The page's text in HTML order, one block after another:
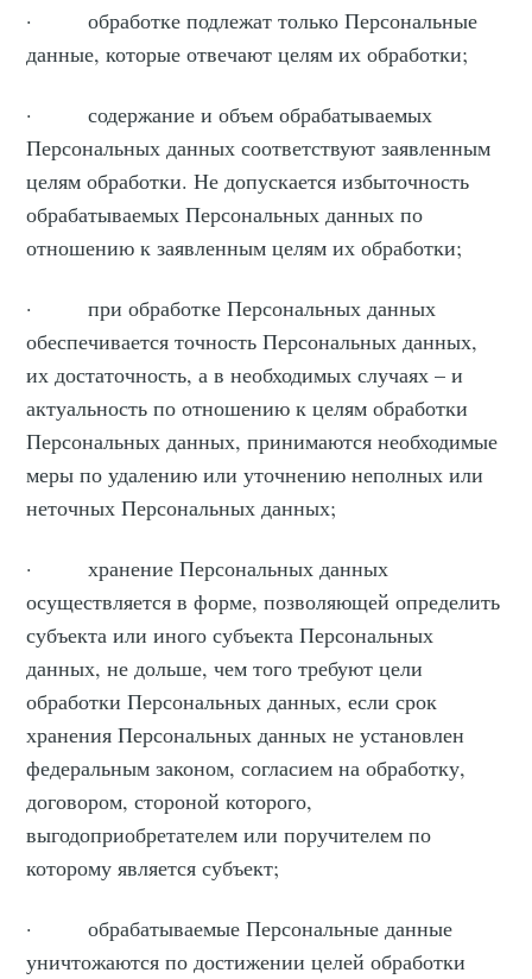
· обработке подлежат только Персональные
данные, которые отвечают целям их обработки;
· содержание и объем обрабатываемых
Персональных данных соответствуют заявленным
целям обработки. Не допускается избыточность
обрабатываемых Персональных данных по
отношению к заявленным целям их обработки;
· при обработке Персональных данных
обеспечивается точность Персональных данных,
их достаточность, а в необходимых случаях – и
актуальность по отношению к целям обработки
Персональных данных, принимаются необходимые
меры по удалению или уточнению неполных или
неточных Персональных данных;
· хранение Персональных данных
осуществляется в форме, позволяющей определить
субъекта или иного субъекта Персональных
данных, не дольше, чем того требуют цели
обработки Персональных данных, если срок
хранения Персональных данных не установлен
федеральным законом, согласием на обработку,
договором, стороной которого,
выгодоприобретателем или поручителем по
которому является субъект;
· обрабатываемые Персональные данные
уничтожаются по достижении целей обработки